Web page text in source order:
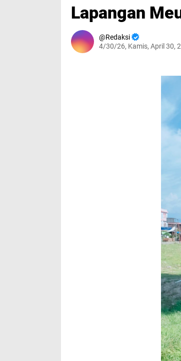
Lapangan
Redaksi
4/30/26, Kamis, April 30,